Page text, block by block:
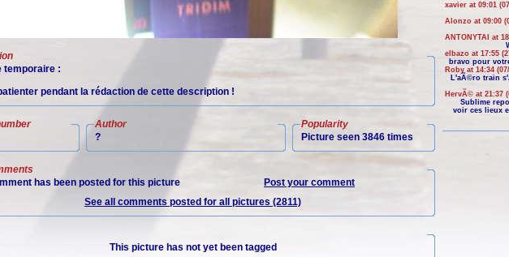
temporaire :
pendant la rédaction de cette description !
Author
?
Popularity
Picture seen 3846 times
has been posted for this picture
Post your comment
See all comments posted for all pictures (2811)
This picture has not yet been tagged
xavier at 09:01
Alonzo at 09:00
ANTONYTAI at
elbazo at 17:55
bravo pour
Roby at 14:34
L'aÃ©ro train
HervÃ© at 21:37
Sublime
voir ces lieux